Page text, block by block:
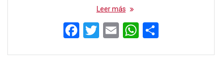
Leer más
F
T E W